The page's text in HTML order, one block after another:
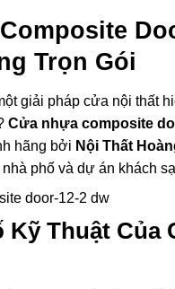
Trọn Gói
giải pháp cửa nội thất
Cửa nhựa composite
hãng bởi Nội Thất
phố và dự án khách
Kỹ Thuật Của